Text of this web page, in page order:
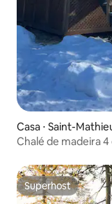
Casa ⋅ Saint-
Chalé de madeira
Superhost
Superhost